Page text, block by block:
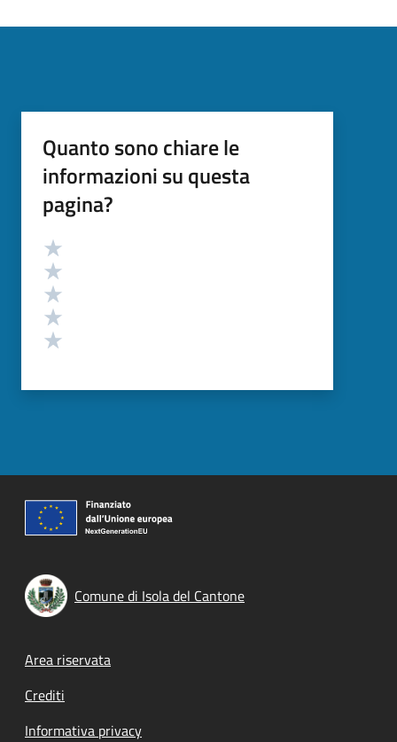
Quanto sono chiare le
informazioni su questa
pagina?
Valutazione
Comune di Isola del Cantone
Footer menu
Area riservata
Crediti
Informativa privacy